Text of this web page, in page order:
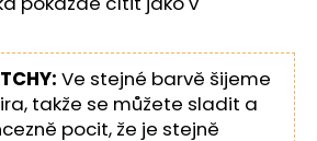
Ve stejné barvě šijeme
takže se můžete sladit a
pocit, že je stejně